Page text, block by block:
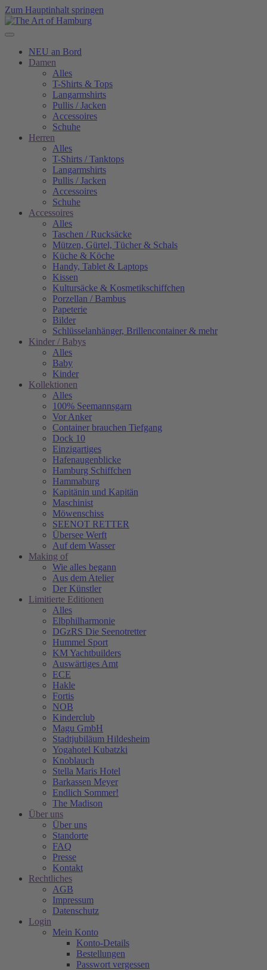
Zum Hauptinhalt springen
NEU an Bord
Damen
Alles
T-Shirts & Tops
Langarmshirts
Pullis / Jacken
Accessoires
Schuhe
Herren
Alles
T-Shirts / Tanktops
Langarmshirts
Pullis / Jacken
Accessoires
Schuhe
Accessoires
Alles
Taschen / Rucksäcke
Mützen, Gürtel, Tücher & Schals
Küche & Köche
Handy, Tablet & Laptops
Kissen
Kultursäcke & Kosmetikschiffchen
Porzellan / Bambus
Papeterie
Bilder
Schlüsselanhänger, Brillencontainer & mehr
Kinder / Babys
Alles
Baby
Kinder
Kollektionen
Alles
100% Seemannsgarn
Vor Anker
Container brauchen Tiefgang
Dock 10
Einzigartiges
Hafenaugen­blicke
Hamburg Schiffchen
Hammaburg
Kapitänin und Kapitän
Maschinist
Möwenschiss
SEENOT RETTER
Übersee Werft
Auf dem Wasser
Making of
Wie alles begann
Aus dem Atelier
Der Künstler
Limitierte Editionen
Alles
Elbphilharmonie
DGzRS Die Seenotretter
Hummel Sport
KM Yachtbuilders
Auswärtiges Amt
ECE
Hakle
Fortis
NOB
Kinderclub
Magu GmbH
Stadtjubiläum Hildesheim
Yogahotel Kubatzki
Knoblauch
Stella Maris Hotel
Barkassen Meyer
Endlich Sommer!
The Madison
Über uns
Über uns
Standorte
FAQ
Presse
Kontakt
Rechtliches
AGB
Impressum
Datenschutz
Login
Mein Konto
Konto-Details
Bestellungen
Passwort vergessen